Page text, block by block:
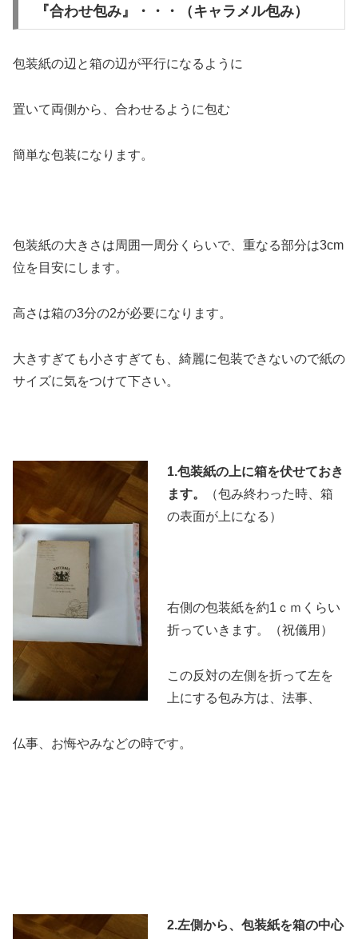
『合わせ包み』・・・（キャラメル包み）
包装紙の辺と箱の辺が平行になるように
置いて両側から、合わせるように包む
簡単な包装になります。
包装紙の大きさは周囲一周分くらいで、重なる部分は3cm
位を目安にします。
高さは箱の3分の2が必要になります。
大きすぎても小さすぎても、綺麗に包装できないので紙の
サイズに気をつけて下さい。
1.包装紙の上に箱を伏せておき
ます。
（包み終わった時、箱
の表面が上になる）
右側の包装紙を約1ｃｍくらい
折っていきます。（祝儀用）
この反対の左側を折って左を
上にする包み方は、法事、
仏事、お悔やみなどの時です。
2.左側から、包装紙を箱の中心